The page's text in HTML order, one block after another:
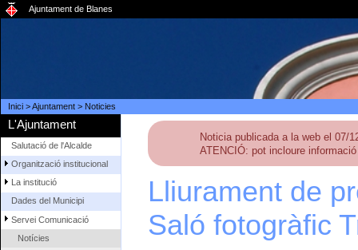
Ajuntament de Blanes
Inici>Ajuntament> Noticies
L'Ajuntament
Salutació de l'Alcalde
Organització institucional
La institució
Dades del Municipi
Servei Comunicació
Notícies
Noticia publicada a la web el 07/
ATENCIÓ: pot incloure
Lliurament de
Saló fotogràfic